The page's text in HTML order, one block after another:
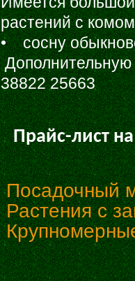
растений с
• сосну
38822 25663
Прайс-лист
Поcадочный
Растения с